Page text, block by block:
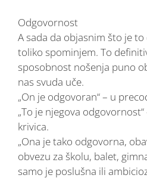
Odgovornost
A sada da objasnim što je
toliko spominjem. To
sposobnost nošenja puno
nas svuda uče.
„On je odgovoran“ – u
„To je njegova
krivica.
„Ona je tako odgovorna,
obvezu za školu, balet,
samo je poslušna ili